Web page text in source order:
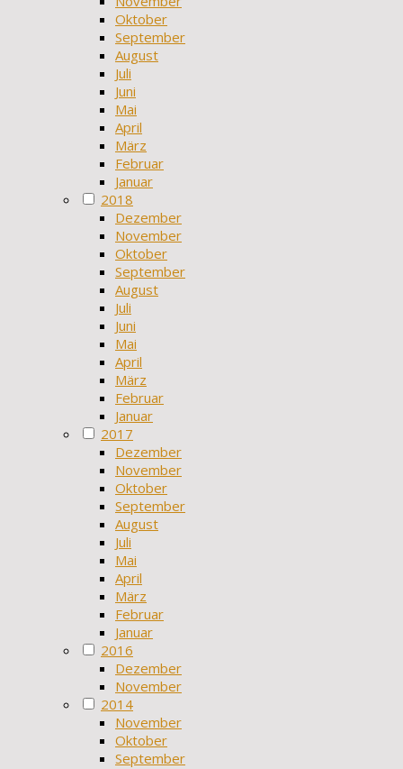
Oktober
September
August
Juli
Juni
Mai
April
März
Februar
Januar
2018
Dezember
November
Oktober
September
August
Juli
Juni
Mai
April
März
Februar
Januar
2017
Dezember
November
Oktober
September
August
Juli
Mai
April
März
Februar
Januar
2016
Dezember
November
2014
November
Oktober
September